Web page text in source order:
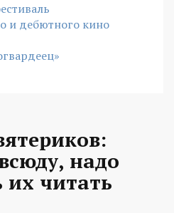
и дебютного кино
надо
их читать